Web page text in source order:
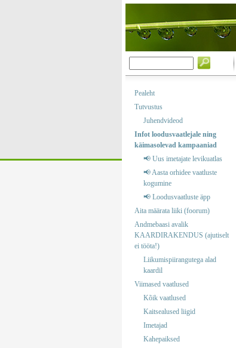
Pealeht
Tutvustus
Juhendvideod
Infot loodusvaatlejale ning
käimasolevad kampaaniad
📢 Uus imetajate levikuatlas
📢 Aasta orhidee vaatluste
kogumine
📢 Loodusvaatluste äpp
Aita määrata liiki (foorum)
Andmebaasi avalik
KAARDIRAKENDUS (ajutiselt
ei tööta!)
Liikumispiirangutega alad
kaardil
Viimased vaatlused
Kõik vaatlused
Kaitsealused liigid
Imetajad
Kahepaiksed